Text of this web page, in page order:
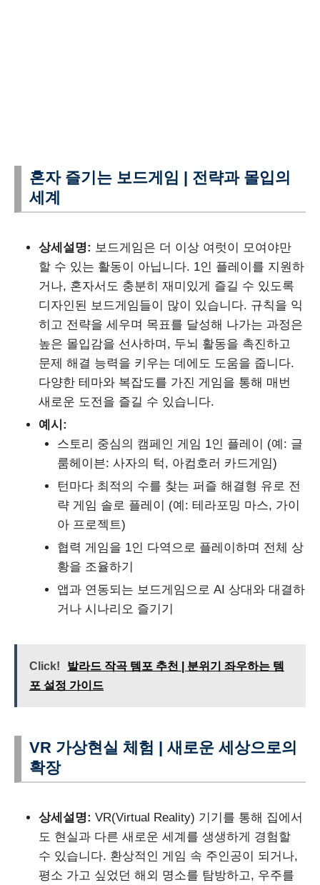
혼자 즐기는 보드게임 | 전략과 몰입의
세계
상세설명: 보드게임은 더 이상 여럿이 모여야만
할 수 있는 활동이 아닙니다. 1인 플레이를 지원하
거나, 혼자서도 충분히 재미있게 즐길 수 있도록
디자인된 보드게임들이 많이 있습니다. 규칙을 익
히고 전략을 세우며 목표를 달성해 나가는 과정은
높은 몰입감을 선사하며, 두뇌 활동을 촉진하고
문제 해결 능력을 키우는 데에도 도움을 줍니다.
다양한 테마와 복잡도를 가진 게임을 통해 매번
새로운 도전을 즐길 수 있습니다.
예시:
스토리 중심의 캠페인 게임 1인 플레이 (예: 글
룸헤이븐: 사자의 턱, 아컴호러 카드게임)
턴마다 최적의 수를 찾는 퍼즐 해결형 유로 전
략 게임 솔로 플레이 (예: 테라포밍 마스, 가이
아 프로젝트)
협력 게임을 1인 다역으로 플레이하며 전체 상
황을 조율하기
앱과 연동되는 보드게임으로 AI 상대와 대결하
거나 시나리오 즐기기
Click!
발라드 작곡 템포 추천 | 분위기 좌우하는 템
포 설정 가이드
VR 가상현실 체험 | 새로운 세상으로의
확장
상세설명: VR(Virtual Reality) 기기를 통해 집에서
도 현실과 다른 새로운 세계를 생생하게 경험할
수 있습니다. 환상적인 게임 속 주인공이 되거나,
평소 가고 싶었던 해외 명소를 탐방하고, 우주를